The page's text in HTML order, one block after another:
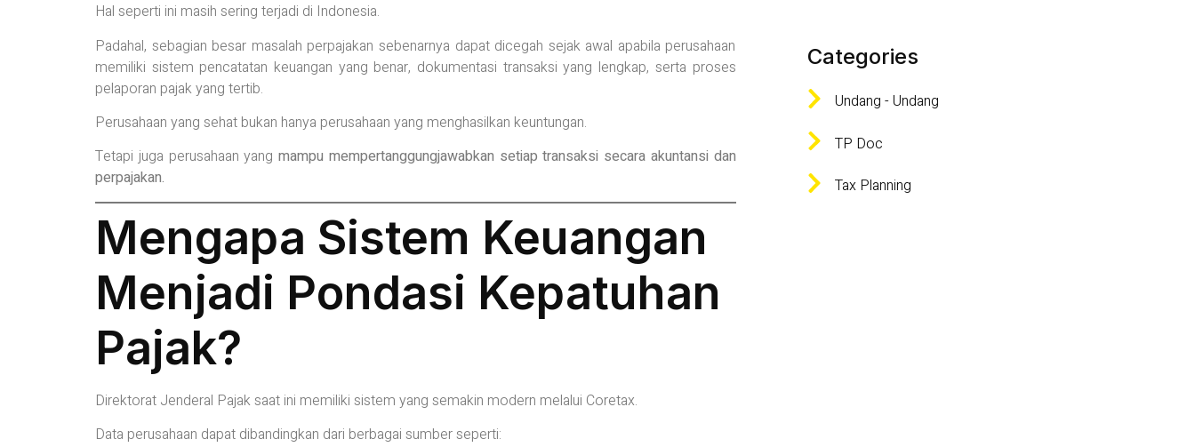
Hal seperti ini masih sering terjadi di Indonesia.
Padahal, sebagian besar masalah perpajakan sebenarnya dapat dicegah sejak awal apabila perusahaan
memiliki sistem pencatatan keuangan yang benar, dokumentasi transaksi yang lengkap, serta proses
pelaporan pajak yang tertib.
Perusahaan yang sehat bukan hanya perusahaan yang menghasilkan keuntungan.
Tetapi juga perusahaan yang mampu mempertanggungjawabkan setiap transaksi secara akuntansi dan
perpajakan.
Mengapa Sistem Keuangan
Menjadi Pondasi Kepatuhan
Pajak?
Direktorat Jenderal Pajak saat ini memiliki sistem yang semakin modern melalui Coretax.
Data perusahaan dapat dibandingkan dari berbagai sumber seperti:
Categories
Undang - Undang
TP Doc
Tax Planning